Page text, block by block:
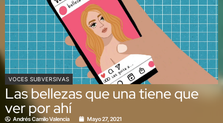
VOCES SUBVERSIVAS
Las bellezas que una tiene que
ver por ahí
Andrés Camilo Valencia Mayo 27, 2021